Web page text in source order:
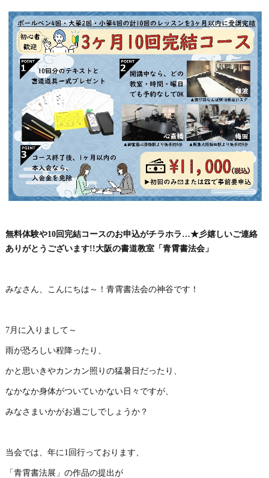
無料体験や10回完結コースのお申込がチラホラ…★彡嬉しいご連絡
ありがとうございます!!大阪の書道教室「青霄書法会」
みなさん、こんにちは～！青霄書法会の神谷です！
7月に入りまして～
雨が恐ろしい程降ったり、
かと思いきやカンカン照りの猛暑日だったり、
なかなか身体がついていかない日々ですが、
みなさまいかがお過ごしでしょうか？
当会では、年に1回行っております、
「青霄書法展」の作品の提出が